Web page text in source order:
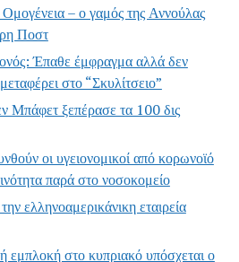
– ο γαμός της Αννούλας
Ποστ
Έπαθε έμφραγμα αλλά δεν
στο “Σκυλίτσειο”
Μπάφετ ξεπέρασε τα 100 δις
οι υγειονομικοί από κορωνοϊό
παρά στο νοσοκομείο
ελληνοαμερικάνικη εταιρεία
εμπλοκή στο κυπριακό υπόσχεται ο